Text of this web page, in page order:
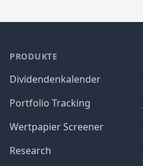
PRODUKTE
Dividendenkalender
Portfolio Tracking
Wertpapier Screener
Research